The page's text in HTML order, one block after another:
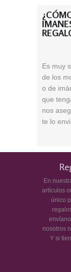
Es muy
de los
o de
que
nos
te lo
En
artículos
único
nosotros
Y si